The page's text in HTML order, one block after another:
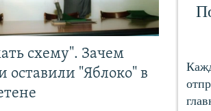
схему". Зачем
оставили "Яблоко" в